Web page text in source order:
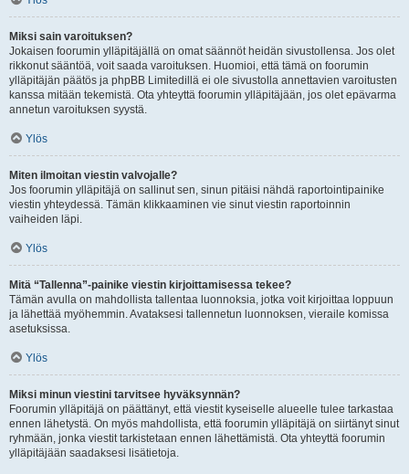
Miksi sain varoituksen?
Jokaisen foorumin ylläpitäjällä on omat säännöt heidän sivustollensa. Jos olet
rikkonut sääntöä, voit saada varoituksen. Huomioi, että tämä on foorumin
ylläpitäjän päätös ja phpBB Limitedillä ei ole sivustolla annettavien varoitusten
kanssa mitään tekemistä. Ota yhteyttä foorumin ylläpitäjään, jos olet epävarma
annetun varoituksen syystä.
Ylös
Miten ilmoitan viestin valvojalle?
Jos foorumin ylläpitäjä on sallinut sen, sinun pitäisi nähdä raportointipainike
viestin yhteydessä. Tämän klikkaaminen vie sinut viestin raportoinnin
vaiheiden läpi.
Ylös
Mitä “Tallenna”-painike viestin kirjoittamisessa tekee?
Tämän avulla on mahdollista tallentaa luonnoksia, jotka voit kirjoittaa loppuun
ja lähettää myöhemmin. Avataksesi tallennetun luonnoksen, vieraile komissa
asetuksissa.
Ylös
Miksi minun viestini tarvitsee hyväksynnän?
Foorumin ylläpitäjä on päättänyt, että viestit kyseiselle alueelle tulee tarkastaa
ennen lähetystä. On myös mahdollista, että foorumin ylläpitäjä on siirtänyt sinut
ryhmään, jonka viestit tarkistetaan ennen lähettämistä. Ota yhteyttä foorumin
ylläpitäjään saadaksesi lisätietoja.